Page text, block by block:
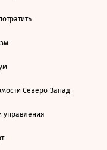
Северо-Запад
управления